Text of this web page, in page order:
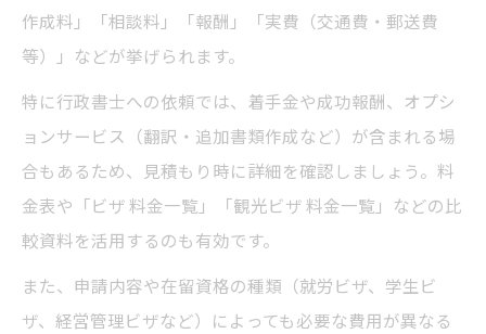
作成料」「相談料」「報酬」「実費（交通費・郵送費
等）」などが挙げられます。
特に行政書士への依頼では、着手金や成功報酬、オプシ
ョンサービス（翻訳・追加書類作成など）が含まれる場
合もあるため、見積もり時に詳細を確認しましょう。料
金表や「ビザ 料金一覧」「観光ビザ 料金一覧」などの比
較資料を活用するのも有効です。
また、申請内容や在留資格の種類（就労ビザ、学生ビ
ザ、経営管理ビザなど）によっても必要な費用が異なる